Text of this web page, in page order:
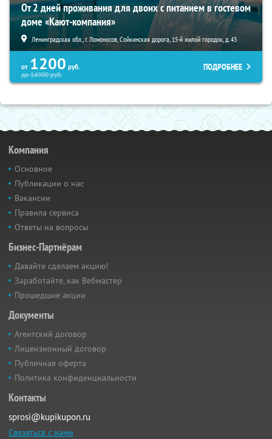
От 2 дней проживания для двоих с питанием в гостевом
доме «Кают-компания»
Ленинградская обл., г. Ломоносов, Сойкинская дорога, 15-й жилой городок, д. 43
от 1200 руб.
до14900руб.
ПОДРОБНЕЕ
Компания
Основное
Публикации о нас
Вакансии
Правила сервиса
Ответы на вопросы
Бизнес-Партнёрам
Давайте сделаем акцию!
Заработайте, как Вебмастер
Прошедшие акции
Документы
Агентский договор
Лицензионный договор
Публичная оферта
Политика конфиденциальности
Контакты
sprosi@kupikupon.ru
Связаться с нами